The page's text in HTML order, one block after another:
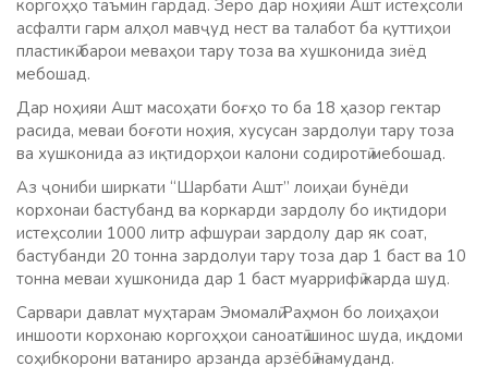
коргоҳҳо таъмин гардад. Зеро дар ноҳияи Ашт истеҳсоли
асфалти гарм алҳол мавҷуд нест ва талабот ба қуттиҳои
пластикӣ барои меваҳои тару тоза ва хушконида зиёд
мебошад.
Дар ноҳияи Ашт масоҳати боғҳо то ба 18 ҳазор гектар
расида, меваи боғоти ноҳия, хусусан зардолуи тару тоза
ва хушконида аз иқтидорҳои калони содиротӣ мебошад.
Аз ҷониби ширкати “Шарбати Ашт” лоиҳаи бунёди
корхонаи бастубанд ва коркарди зардолу бо иқтидори
истеҳсолии 1000 литр афшураи зардолу дар як соат,
бастубанди 20 тонна зардолуи тару тоза дар 1 баст ва 10
тонна меваи хушконида дар 1 баст муаррифӣ карда шуд.
Сарвари давлат муҳтарам Эмомалӣ Раҳмон бо лоиҳаҳои
иншооти корхонаю коргоҳҳои саноатӣ шинос шуда, иқдоми
соҳибкорони ватаниро арзанда арзёбӣ намуданд.